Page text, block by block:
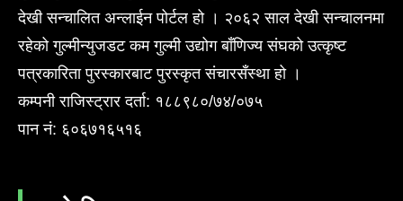
देखी सन्चालित अन्लाईन पोर्टल हो । २०६२ साल देखी सन्चालनमा
रहेको गुल्मीन्युजडट कम गुल्मी उद्योग बाँणिज्य संघको उत्कृष्ट
पत्रकारिता पुरस्कारबाट पुरस्कृत संचारसँस्था हो ।
कम्पनी राजिस्ट्रार दर्ता: १८८९८०/७४/०७५
पान नं: ६०६७१६५१६